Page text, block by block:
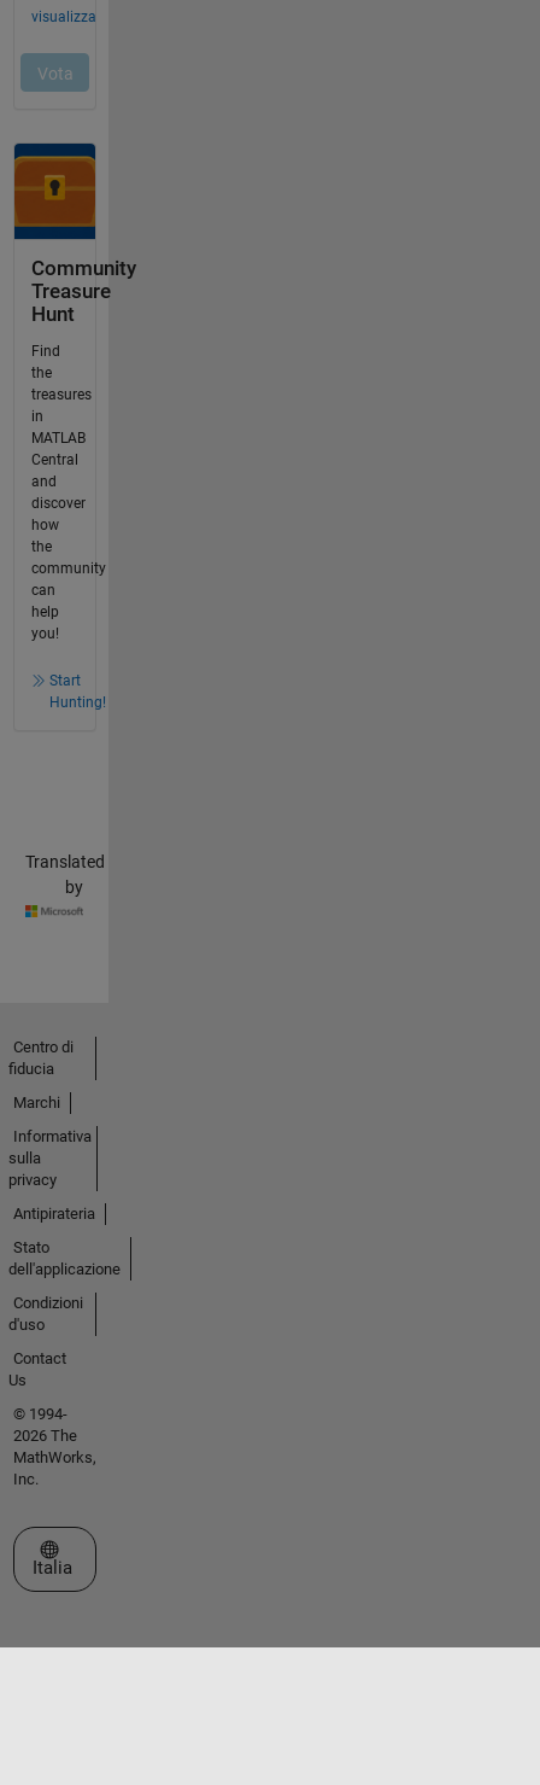
Community
Treasure
Hunt
Find
the
treasures
in
MATLAB
Central
and
discover
how
the
community
can
help
you!
Start
Hunting!
Translated
by
Centro di
fiducia
Marchi
Informativa
sulla
privacy
Antipirateria
Stato
dell'applicazione
Condizioni
d'uso
Contact
Us
© 1994-
2026 The
MathWorks,
Inc.
Seleziona un sito web
Italia